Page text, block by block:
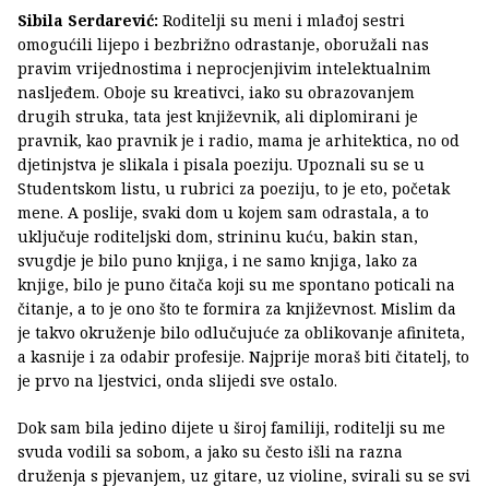
Sibila Serdarević: Roditelji su meni i mlađoj sestri
omogućili lijepo i bezbrižno odrastanje, oboružali nas
pravim vrijednostima i neprocjenjivim intelektualnim
nasljeđem. Oboje su kreativci, iako su obrazovanjem
drugih struka, tata jest književnik, ali diplomirani je
pravnik, kao pravnik je i radio, mama je arhitektica, no od
djetinjstva je slikala i pisala poeziju. Upoznali su se u
Studentskom listu, u rubrici za poeziju, to je eto, početak
mene. A poslije, svaki dom u kojem sam odrastala, a to
uključuje roditeljski dom, strininu kuću, bakin stan,
svugdje je bilo puno knjiga, i ne samo knjiga, lako za
knjige, bilo je puno čitača koji su me spontano poticali na
čitanje, a to je ono što te formira za književnost. Mislim da
je takvo okruženje bilo odlučujuće za oblikovanje afiniteta,
a kasnije i za odabir profesije. Najprije moraš biti čitatelj, to
je prvo na ljestvici, onda slijedi sve ostalo.
Dok sam bila jedino dijete u široj familiji, roditelji su me
svuda vodili sa sobom, a jako su često išli na razna
druženja s pjevanjem, uz gitare, uz violine, svirali su se svi